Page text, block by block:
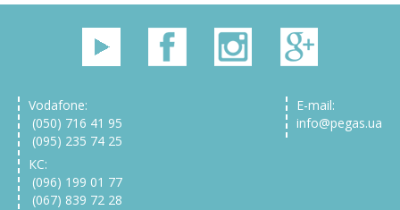
Vodafone:
(050) 716 41 95
(095) 235 74 25
КС:
(096) 199 01 77
(067) 839 72 28
E-mail:
info@pegas.ua